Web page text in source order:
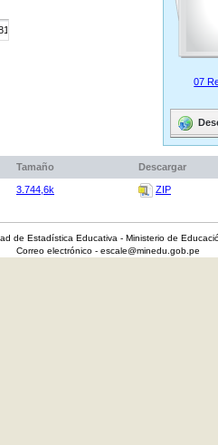
07
Tamaño Descargar
3.744,6k ZIP
de Estadística Educativa - Ministerio de
Correo electrónico - escale@minedu.gob.pe